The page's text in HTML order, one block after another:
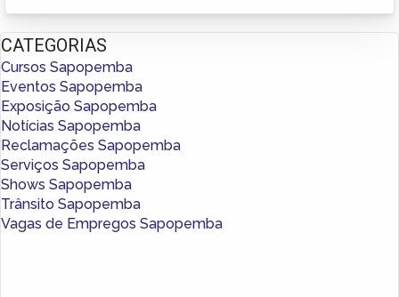
CATEGORIAS
Cursos Sapopemba
Eventos Sapopemba
Exposição Sapopemba
Notícias Sapopemba
Reclamações Sapopemba
Serviços Sapopemba
Shows Sapopemba
Trânsito Sapopemba
Vagas de Empregos Sapopemba